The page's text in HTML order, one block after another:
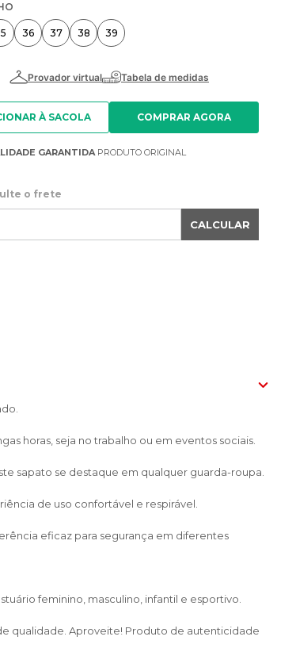
36 37 38 39
À SACOLA
GARANTIDAPRODUTO ORIGINAL
o frete
CALCULAR
horas, seja no trabalho ou em eventos sociais.
sapato se destaque em qualquer guarda-roupa.
de uso confortável e respirável.
eficaz para segurança em diferentes
feminino, masculino, infantil e esportivo.
qualidade. Aproveite! Produto de autenticidade